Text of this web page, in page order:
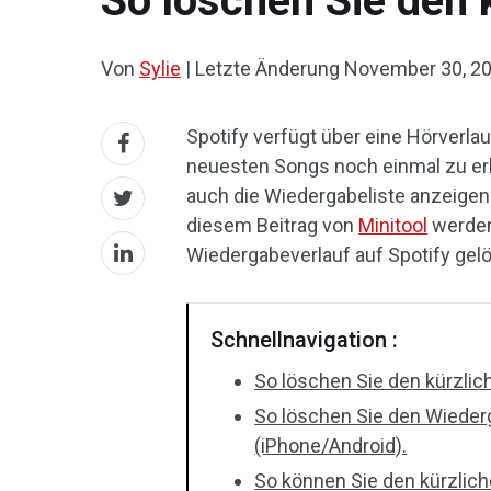
Von Sylie | Letzte Änderung November 30,
Spotify verfügt über eine
neuesten Songs noch einmal zu
auch die Wiedergabeliste
diesem Beitrag von Minitool
Wiedergabeverlauf auf Spotify
Schnellnavigation :
So löschen Sie den
So löschen Sie den
(iPhone/Android).
So können Sie den